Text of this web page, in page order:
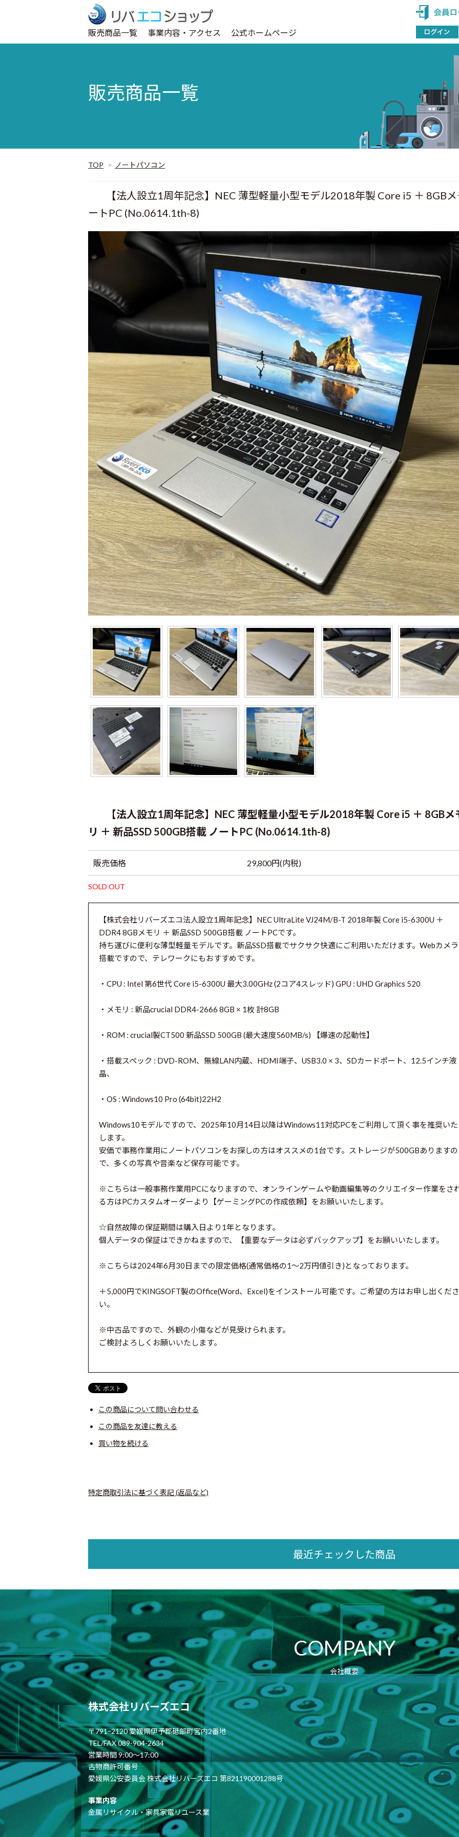
販売商品一覧 事業内容・アクセス 公式ホームページ
販売商品一覧
TOP > ノートパソコン
【法人設立1周年記念】NEC 薄型軽量小型モデル2018年製 Core i5 ＋ 8GB
ートPC (No.0614.1th-8)
【法人設立1周年記念】NEC 薄型軽量小型モデル2018年製 Core i5 ＋ 8GBメ
リ ＋ 新品SSD 500GB搭載 ノートPC (No.0614.1th-8)
販売価格 29,800円(内税)
SOLD OUT
【株式会社リバーズエコ法人設立1周年記念】NEC UltraLite VJ24M/B-T 2018年製 Core i5-6300U ＋
DDR4 8GBメモリ ＋ 新品SSD 500GB搭載 ノートPCです。
持ち運びに便利な薄型軽量モデルです。新品SSD搭載でサクサク快適にご利用いただけます。Webカメラ
搭載ですので、テレワークにもおすすめです。
・CPU : Intel 第6世代 Core i5-6300U 最大3.00GHz (2コア4スレッド) GPU : UHD Graphics 520
・メモリ : 新品crucial DDR4-2666 8GB × 1枚 計8GB
・ROM : crucial製CT500 新品SSD 500GB (最大速度560MB/s) 【爆速の起動性】
・搭載スペック : DVD-ROM、無線LAN内蔵、HDMI端子、USB3.0 × 3、SDカードポート、12.5インチ液
晶、
・OS : Windows10 Pro (64bit)22H2
Windows10モデルですので、2025年10月14日以降はWindows11対応PCをご利用して頂く事を推奨いた
します。
安価で事務作業用にノートパソコンをお探しの方はオススメの1台です。ストレージが500GBありますの
で、多くの写真や音楽など保存可能です。
※こちらは一般事務作業用PCになりますので、オンラインゲームや動画編集等のクリエイター作業をさ
る方はPCカスタムオーダーより【ゲーミングPCの作成依頼】をお願いいたします。
☆自然故障の保証期間は購入日より1年となります。
個人データの保証はできかねますので、【重要なデータは必ずバックアップ】をお願いいたします。
※こちらは2024年6月30日までの限定価格(通常価格の1～2万円値引き)となっております。
＋5,000円でKINGSOFT製のOffice(Word、Excel)をインストール可能です。ご希望の方はお申し出くださ
い。
※中古品ですので、外観の小傷などが見受けられます。
ご検討よろしくお願いいたします。
この商品について問い合わせる
この商品を友達に教える
買い物を続ける
特定商取引法に基づく表記 (返品など)
最近チェックした商品
COMPANY
会社概要
株式会社リバーズエコ
〒791ｰ2120 愛媛県伊予郡砥部町宮内2番地
TEL/FAX 089-904-2634
営業時間 9:00〜17:00
古物商許可番号
愛媛県公安委員会 株式会社リバーズエコ 第821190001288号
事業内容
金属リサイクル・家具家電リユース業